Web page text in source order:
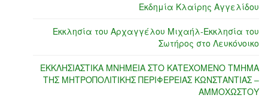
Εκδημία Κλαίρης Αγγελίδου
Εκκλησία του Αρχαγγέλου Μιχαήλ-Εκκλησία του
Σωτήρος στο Λευκόνοικο
ΕΚΚΛΗΣΙΑΣΤΙΚΑ ΜΝΗΜΕΙΑ ΣΤΟ ΚΑΤΕΧΟΜΕΝΟ ΤΜΗΜΑ
ΤΗΣ ΜΗΤΡΟΠΟΛΙΤΙΚΗΣ ΠΕΡΙΦΕΡΕΙΑΣ ΚΩΝΣΤΑΝΤΙΑΣ –
ΑΜΜΟΧΩΣΤΟΥ